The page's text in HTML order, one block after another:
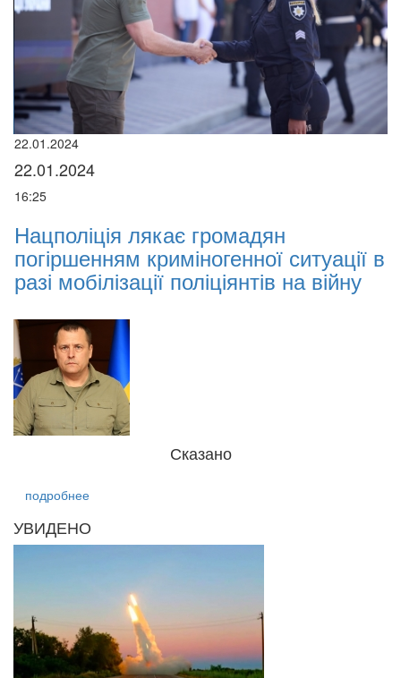
22.01.2024
22.01.2024
16:25
Нацполіція лякає громадян
погіршенням криміногенної ситуації в
разі мобілізації поліціянтів на війну
Сказано
подробнее
УВИДЕНО